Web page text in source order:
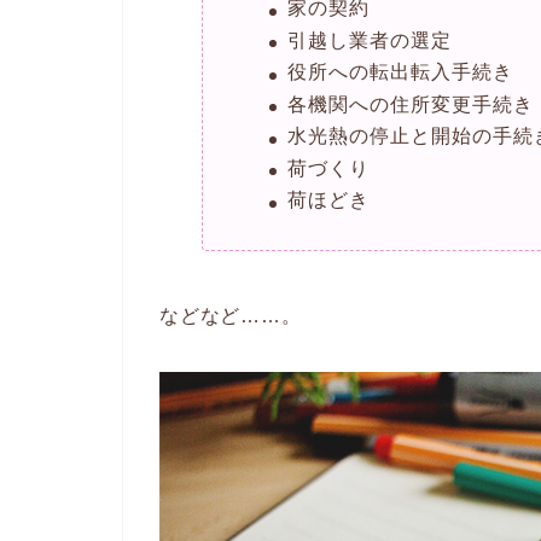
家の契約
引越し業者の選定
役所への転出転入手続き
各機関への住所変更手続き
水光熱の停止と開始の手続
荷づくり
荷ほどき
などなど……。